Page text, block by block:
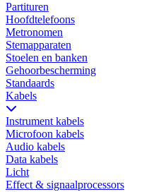
Partituren
Hoofdtelefoons
Metronomen
Stemapparaten
Stoelen en banken
Gehoorbescherming
Standaards
Kabels
Instrument kabels
Microfoon kabels
Audio kabels
Data kabels
Licht
Effect & signaalprocessors